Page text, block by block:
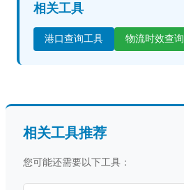
相关工具
港口查询工具 物流时效查询
相关工具推荐
您可能还需要以下工具：